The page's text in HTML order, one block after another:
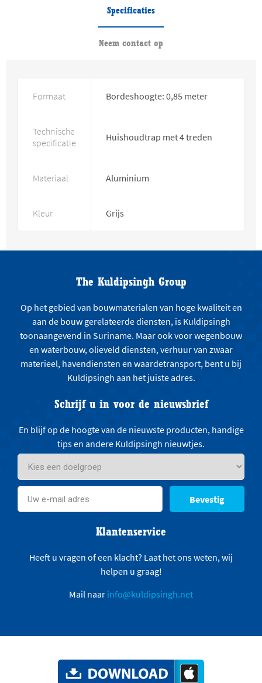
Specificaties
Neem contact op
Formaat Bordeshoogte: 0,85 meter
Technische
specificatie
Huishoudtrap met 4 treden
Materiaal Aluminium
Kleur Grijs
The Kuldipsingh Group
Op het gebied van bouwmaterialen van hoge kwaliteit en
aan de bouw gerelateerde diensten, is Kuldipsingh
toonaangevend in Suriname. Maar ook voor wegenbouw
en waterbouw, olieveld diensten, verhuur van zwaar
materieel, havendiensten en waardetransport, bent u bij
Kuldipsingh aan het juiste adres.
Schrijf u in voor de nieuwsbrief
En blijf op de hoogte van de nieuwste producten, handige
tips en andere Kuldipsingh nieuwtjes.
Bevestig
Klantenservice
Heeft u vragen of een klacht? Laat het ons weten, wij
helpen u graag!
Mail naar info@kuldipsingh.net